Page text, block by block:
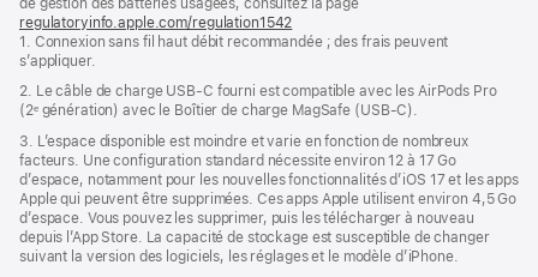
page
bas
de
page
regulatoryinfo.apple.com/regulation1542
dans
fenêtre)
1. Connexion sans fil haut débit recommandée ; des frais peuvent
s’appliquer.
2. Le câble de charge USB‑C fourni est compatible avec les AirPods Pro
(2ᵉ génération) avec le Boîtier de charge MagSafe (USB‑C).
3. L’espace disponible est moindre et varie en fonction de nombreux
facteurs. Une configuration standard nécessite environ 12 à 17 Go
d’espace, notamment pour les nouvelles fonctionnalités d’iOS 17 et les apps
Apple qui peuvent être supprimées. Ces apps Apple utilisent environ 4,5 Go
d’espace. Vous pouvez les supprimer, puis les télécharger à nouveau
depuis l’App Store. La capacité de stockage est susceptible de changer
suivant la version des logiciels, les réglages et le modèle d’iPhone.